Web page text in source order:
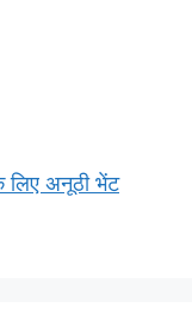
लिए अनूठी भेंट